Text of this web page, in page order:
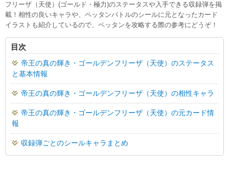
フリーザ（天使）(ゴールド・極力)のステータスや入手できる収録弾を掲
載！相性の良いキャラや、ペッタンバトルのシールに元となったカード
イラストも紹介しているので、ペッタンを攻略する際の参考にどうぞ！
目次
帝王の真の輝き・ゴールデンフリーザ（天使）のステータス
と基本情報
帝王の真の輝き・ゴールデンフリーザ（天使）の相性キャラ
帝王の真の輝き・ゴールデンフリーザ（天使）の元カード情
報
収録弾ごとのシールキャラまとめ